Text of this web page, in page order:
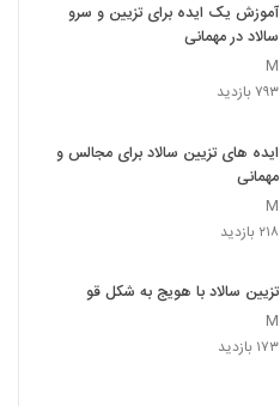
آموزش یک ایده برای تزیین و سرو
سالاد در مهمانی
M
۷۹۳ بازدید
ایده های تزیین سالاد برای مجالس و
مهمانی
M
۲۱۸ بازدید
تزیین سالاد با هویج به شکل قو
M
۱۷۳ بازدید